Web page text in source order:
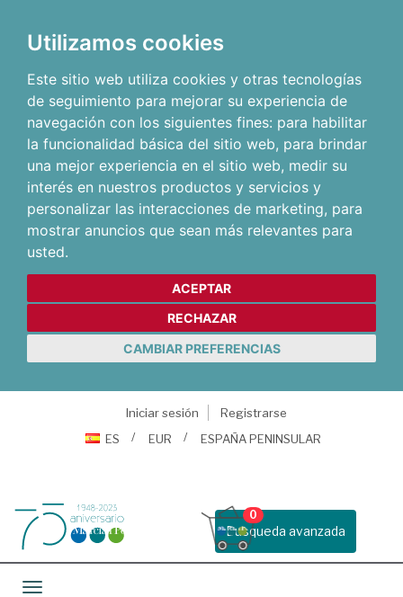
Utilizamos cookies
Este sitio web utiliza cookies y otras tecnologías
de seguimiento para mejorar su experiencia de
navegación con los siguientes fines: para habilitar
la funcionalidad básica del sitio web, para brindar
una mejor experiencia en el sitio web, medir su
interés en nuestros productos y servicios y
personalizar las interacciones de marketing, para
mostrar anuncios que sean más relevantes para
usted.
ACEPTAR
RECHAZAR
CAMBIAR PREFERENCIAS
Iniciar sesión
Registrarse
ES
EUR ESPAÑA PENINSULAR
Busqueda avanzada
0
Toggle navigation